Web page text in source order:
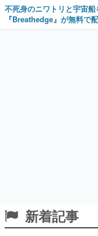
不死身のニワトリと宇宙
『Breathedge』が無料で
新着記事